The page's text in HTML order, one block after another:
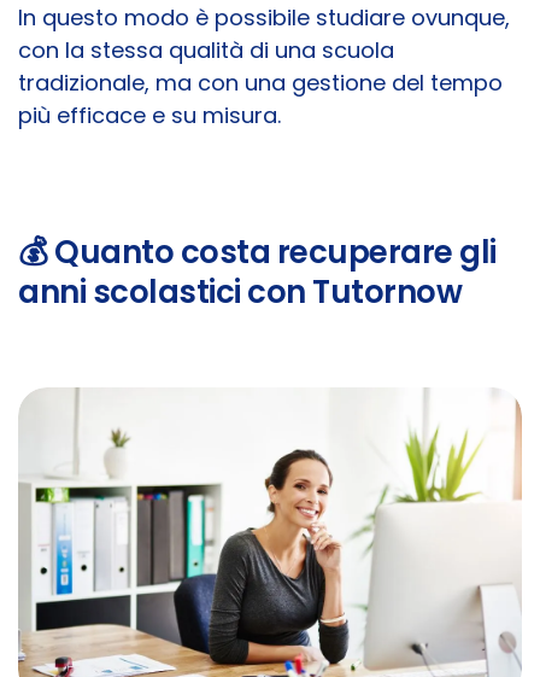
In questo modo è possibile studiare ovunque,
con la stessa qualità di una scuola
tradizionale, ma con una gestione del tempo
più efficace e su misura.
💰 Quanto costa recuperare gli
anni scolastici con Tutornow